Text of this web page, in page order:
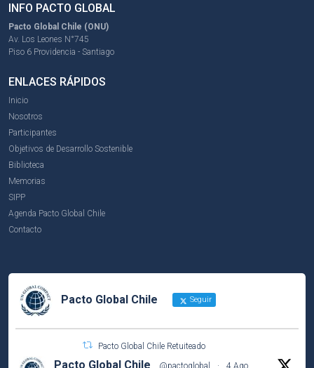
INFO PACTO GLOBAL
Pacto Global Chile (ONU)
Av. Los Leones N°745
Piso 6 Providencia - Santiago
ENLACES RÁPIDOS
Inicio
Nosotros
Participantes
Objetivos de Desarrollo Sostenible
Biblioteca
Memorias
SIPP
Agenda Pacto Global Chile
Contacto
Pacto Global Chile Seguir
Pacto Global Chile Retuiteado
Pacto Global Chile @pactoglobal · 4 Ago